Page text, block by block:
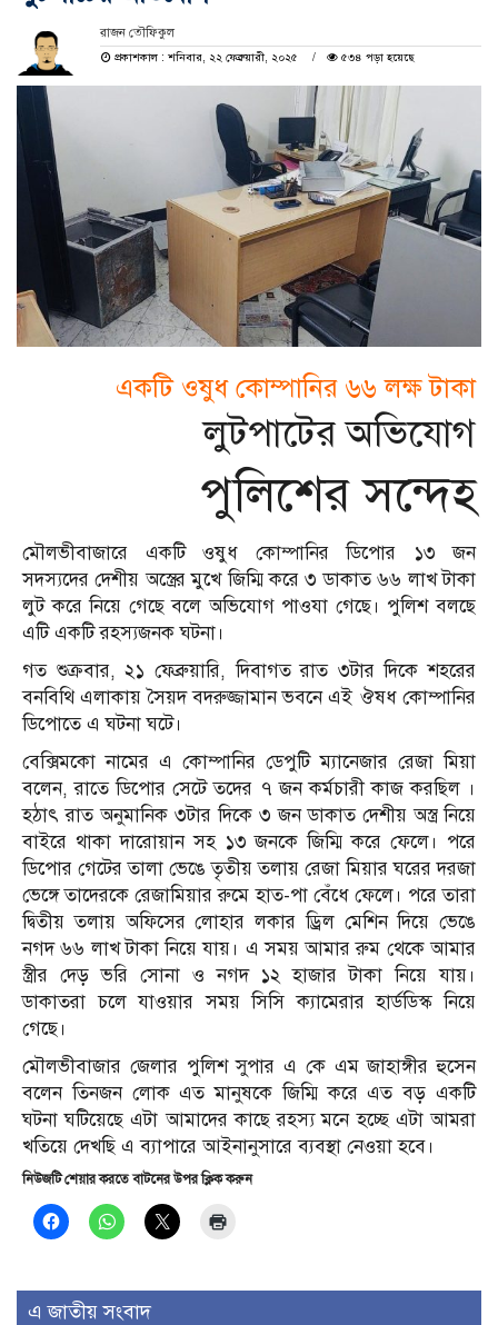
রাজন তৌফিকুল
প্রকাশকাল : শনিবার, ২২ ফেব্রুয়ারী, ২০২৫
৫৩৪ পড়া হয়েছে
একটি ওষুধ কোম্পানির ৬৬ লক্ষ টাকা
লুটপাটের অভিযোগ
পুলিশের সন্দেহ
মৌলভীবাজারে একটি ওষুধ কোম্পানির ডিপোর ১৩ জন
সদস্যদের দেশীয় অস্ত্রের মুখে জিম্মি করে ৩ ডাকাত ৬৬ লাখ টাকা
লুট করে নিয়ে গেছে বলে অভিযোগ পাওযা গেছে। পুলিশ বলছে
এটি একটি রহস্যজনক ঘটনা।
গত শুক্রবার, ২১ ফেব্রুয়ারি, দিবাগত রাত ৩টার দিকে শহরের
বনবিথি এলাকায় সৈয়দ বদরুজ্জামান ভবনে এই ঔষধ কোম্পানির
ডিপোতে এ ঘটনা ঘটে।
বেক্সিমকো নামের এ কোম্পানির ডেপুটি ম্যানেজার রেজা মিয়া
বলেন, রাতে ডিপোর সেটে তদের ৭ জন কর্মচারী কাজ করছিল ।
হঠাৎ রাত অনুমানিক ৩টার দিকে ৩ জন ডাকাত দেশীয় অস্ত্র নিয়ে
বাইরে থাকা দারোয়ান সহ ১৩ জনকে জিম্মি করে ফেলে। পরে
ডিপোর গেটের তালা ভেঙে তৃতীয় তলায় রেজা মিয়ার ঘরের দরজা
ভেঙ্গে তাদেরকে রেজামিয়ার রুমে হাত-পা বেঁধে ফেলে। পরে তারা
দ্বিতীয় তলায় অফিসের লোহার লকার ড্রিল মেশিন দিয়ে ভেঙে
নগদ ৬৬ লাখ টাকা নিয়ে যায়। এ সময় আমার রুম থেকে আমার
স্ত্রীর দেড় ভরি সোনা ও নগদ ১২ হাজার টাকা নিয়ে যায়।
ডাকাতরা চলে যাওয়ার সময় সিসি ক্যামেরার হার্ডডিস্ক নিয়ে
গেছে।
মৌলভীবাজার জেলার পুলিশ সুপার এ কে এম জাহাঙ্গীর হুসেন
বলেন তিনজন লোক এত মানুষকে জিম্মি করে এত বড় একটি
ঘটনা ঘটিয়েছে এটা আমাদের কাছে রহস্য মনে হচ্ছে এটা আমরা
খতিয়ে দেখছি এ ব্যাপারে আইনানুসারে ব্যবস্থা নেওয়া হবে।
নিউজটি শেয়ার করতে বাটনের উপর ক্লিক করুন
এ জাতীয় সংবাদ